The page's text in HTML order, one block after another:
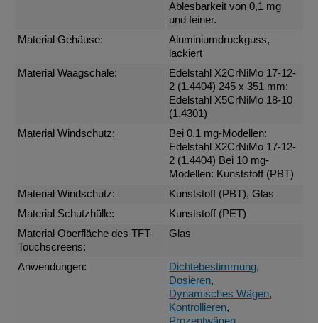
Ablesbarkeit von 0,1 mg
und feiner.
Material Gehäuse:
Aluminiumdruckguss,
lackiert
Material Waagschale:
Edelstahl X2CrNiMo 17-12-
2 (1.4404) 245 x 351 mm:
Edelstahl X5CrNiMo 18-10
(1.4301)
Material Windschutz:
Bei 0,1 mg-Modellen:
Edelstahl X2CrNiMo 17-12-
2 (1.4404) Bei 10 mg-
Modellen: Kunststoff (PBT)
Material Windschutz:
Kunststoff (PBT), Glas
Material Schutzhülle:
Kunststoff (PET)
Material Oberfläche des TFT-
Touchscreens:
Glas
Anwendungen: Dichtebestimmung,
Dosieren,
Dynamisches Wägen,
Kontrollieren,